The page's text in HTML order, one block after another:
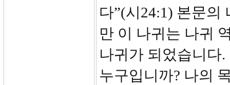
다”(시24:1) 본문의
만 이 나귀는 나귀
나귀가 되었습니다
누구입니까? 나의